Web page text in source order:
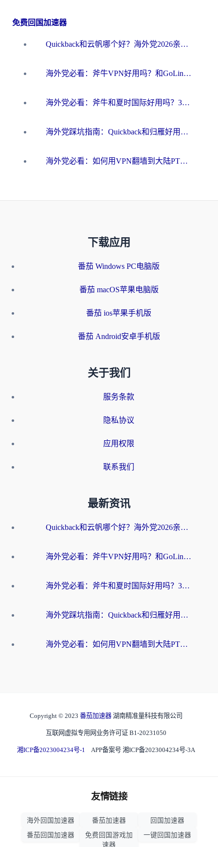
免费回国加速器
Quickback和云帆哪个好？海外党2026亲测指南：选对加速器大陆工具，无缝刷国内剧玩国服
海外党必看：斧牛VPN好用吗？和GoLinkVPN对比哪个回国效果更好？
海外党必看：斧牛和夏时国际好用吗？3步选对回国加速器，无缝刷国内资源
海外党踩坑指南：Quickback和归雁好用吗？选对加速器才能无缝刷国内资源
海外党必看：如何用VPN翻墙到大陆PTT？一篇解决你所有回国加速痛点
下载应用
番茄 Windows PC电脑版
番茄 macOS苹果电脑版
番茄 ios苹果手机版
番茄 Android安卓手机版
关于我们
服务条款
隐私协议
应用权限
联系我们
最新资讯
Quickback和云帆哪个好？海外党2026亲测指南：选对加速器大陆工具，无缝刷国内剧玩国服
海外党必看：斧牛VPN好用吗？和GoLinkVPN对比哪个回国效果更好？
海外党必看：斧牛和夏时国际好用吗？3步选对回国加速器，无缝刷国内资源
海外党踩坑指南：Quickback和归雁好用吗？选对加速器才能无缝刷国内资源
海外党必看：如何用VPN翻墙到大陆PTT？一篇解决你所有回国加速痛点
Copyright © 2023 番茄加速器 湖南精准量科技有限公司
互联网虚拟专用网业务许可证 B1-20231050
湘ICP备2023004234号-1 APP备案号 湘ICP备2023004234号-3A
友情链接
海外回国加速器 番茄加速器
回国加速器
番茄回国加速器
免费回国游戏加
速器
一键回国加速器